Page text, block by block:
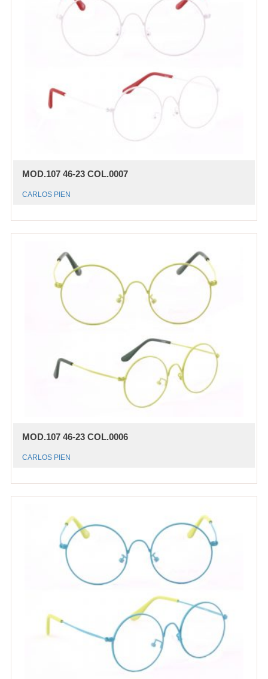
MOD.107 46-23 COL.0007
CARLOS PIEN
MOD.107 46-23 COL.0006
CARLOS PIEN